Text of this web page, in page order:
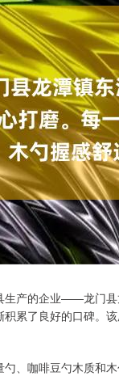
产的企业——龙门
累了良好的口碑。
、咖啡豆勺木质和